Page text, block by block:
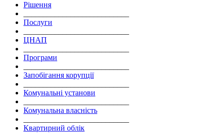
Рішення
Послуги
ЦНАП
Програми
Запобігання корупції
Комунальні установи
Комунальна власність
Квартирний облік